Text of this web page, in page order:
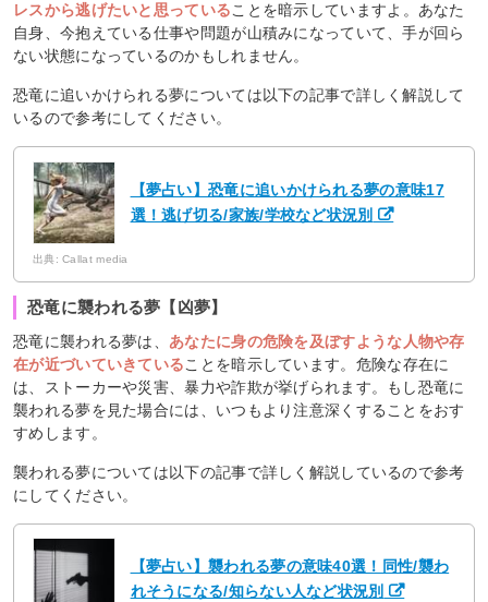
レスから逃げたいと思っていることを暗示していますよ。あなた
自身、今抱えている仕事や問題が山積みになっていて、手が回ら
ない状態になっているのかもしれません。
恐竜に追いかけられる夢については以下の記事で詳しく解説して
いるので参考にしてください。
【夢占い】恐竜に追いかけられる夢の意味17
選！逃げ切る/家族/学校など状況別
出典: Callat media
恐竜に襲われる夢【凶夢】
恐竜に襲われる夢は、 あなたに身の危険を及ぼすような人物や存
在が近づいていきていることを暗示しています。危険な存在に
は、ストーカーや災害、暴力や詐欺が挙げられます。もし恐竜に
襲われる夢を見た場合には、いつもより注意深くすることをおす
すめします。
襲われる夢については以下の記事で詳しく解説しているので参考
にしてください。
【夢占い】襲われる夢の意味40選！同性/襲わ
れそうになる/知らない人など状況別